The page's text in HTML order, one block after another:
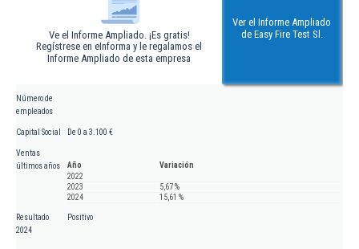
Ve el Informe Ampliado. ¡Es gratis!
Regístrese en eInforma y le regalamos el
Informe Ampliado de esta empresa
Ver el Informe Ampliado
de Easy Fire Test Sl.
Número de
empleados
Capital Social De 0 a 3.100 €
Ventas
últimos años
Año
Variación
2022
2023
5,67 %
2024
15,61 %
Resultado
2024
Positivo